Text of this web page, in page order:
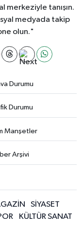
tanışın.
medyada takip
olun."
Durumu
Durumu
Manşetler
Arşivi
SİYASET
KÜLTÜR SANAT